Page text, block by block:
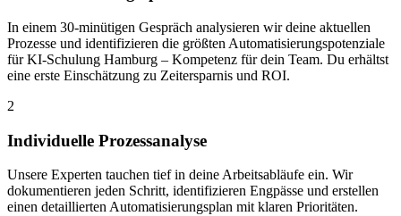
In einem 30-minütigen Gespräch analysieren wir deine aktuellen
Prozesse und identifizieren die größten Automatisierungspotenziale
für KI-Schulung Hamburg – Kompetenz für dein Team. Du erhältst
eine erste Einschätzung zu Zeitersparnis und ROI.
2
Individuelle Prozessanalyse
Unsere Experten tauchen tief in deine Arbeitsabläufe ein. Wir
dokumentieren jeden Schritt, identifizieren Engpässe und erstellen
einen detaillierten Automatisierungsplan mit klaren Prioritäten.